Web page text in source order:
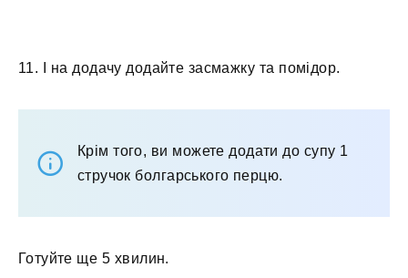
11. І на додачу додайте засмажку та помідор.
Крім того, ви можете додати до супу 1
стручок болгарського перцю.
Готуйте ще 5 хвилин.